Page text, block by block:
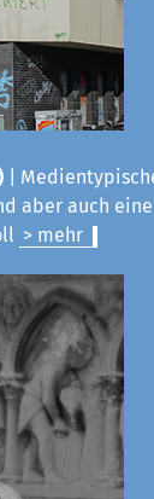
aber auch
> mehr